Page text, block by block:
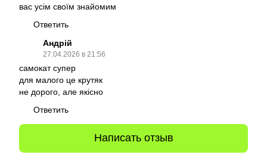
вас усім своїм знайомим
Ответить
Андрій
27.04.2026 в 21:56
самокат супер
для малого це крутяк
не дорого, але якісно
Ответить
Написать отзыв